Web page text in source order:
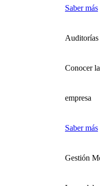
Saber más
Conocer
empresa
Saber más
Gestión